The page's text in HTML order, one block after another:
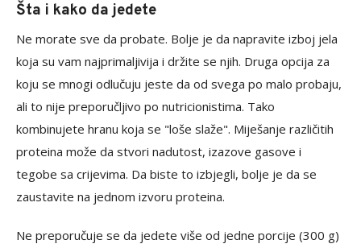
Šta i kako da jedete
Ne morate sve da probate. Bolje je da napravite izboj jela
koja su vam najprimaljivija i držite se njih. Druga opcija za
koju se mnogi odlučuju jeste da od svega po malo probaju,
ali to nije preporučljivo po nutricionistima. Tako
kombinujete hranu koja se "loše slaže". Miješanje različitih
proteina može da stvori nadutost, izazove gasove i
tegobe sa crijevima. Da biste to izbjegli, bolje je da se
zaustavite na jednom izvoru proteina.
Ne preporučuje se da jedete više od jedne porcije (300 g)